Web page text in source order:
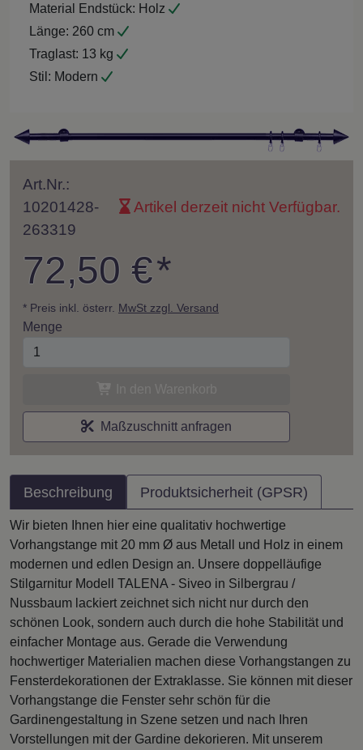
Material Endstück: Holz
Länge: 260 cm
Traglast: 13 kg
Stil: Modern
Art.Nr.:
10201428-
263319
Artikel derzeit nicht Verfügbar.
72,50 €*
* Preis inkl. österr. MwSt zzgl. Versand
Menge
Maßzuschnitt anfragen
Beschreibung Produktsicherheit (GPSR)
Wir bieten Ihnen hier eine qualitativ hochwertige
Vorhangstange mit 20 mm Ø aus Metall und Holz in einem
modernen und edlen Design an. Unsere doppelläufige
Stilgarnitur Modell TALENA - Siveo in Silbergrau /
Nussbaum lackiert zeichnet sich nicht nur durch den
schönen Look, sondern auch durch die hohe Stabilität und
einfacher Montage aus. Gerade die Verwendung
hochwertiger Materialien machen diese Vorhangstangen zu
Fensterdekorationen der Extraklasse. Sie können mit dieser
Vorhangstange die Fenster sehr schön für die
Gardinengestaltung in Szene setzen und nach Ihren
Vorstellungen mit der Gardine dekorieren. Mit unserem